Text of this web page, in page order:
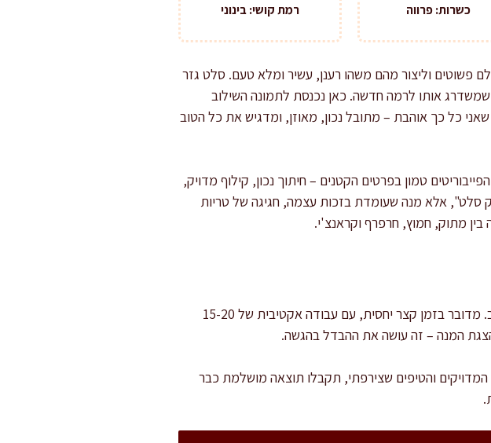
כשרות: פרווה רמת קושי: בינוני
פשוטים וליצור מהם משהו רענן, עשיר ומלא טעם. סלט גזר
אותו לרמה חדשה. כאן נכנסת לתמונה השילוב
כל כך אוהבת – מתובל נכון, מאוזן, ומדגיש את כל הטוב
טמון בפרטים הקטנים – חיתוך נכון, קילוף מדויק,
סלט", אלא מנה שעומדת בזכות עצמה, חגיגה של טריות
בין מתוק, חמוץ, חרפרף וקראנצ'י.
ההכנה כולה לוקחת כ-25 דקות בלבד, כולל זמן קלייה לפקאנים והכנת הרוטב. מדובר בזמן קצר יחסית, עם עבודה אקטיבית של 15-20
המנה – זה עושה את ההבדל בהגשה.
והטיפים שצירפתי, תקבלו תוצאה מושלמת כבר